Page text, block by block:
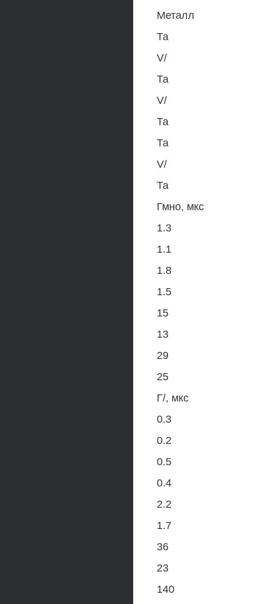
Металл
Та
V/
Та
V/
Та
Та
V/
Та
Гмно, мкс
1.3
1.1
1.8
1.5
15
13
29
25
Г/, мкс
0.3
0.2
0.5
0.4
2.2
1.7
36
23
140